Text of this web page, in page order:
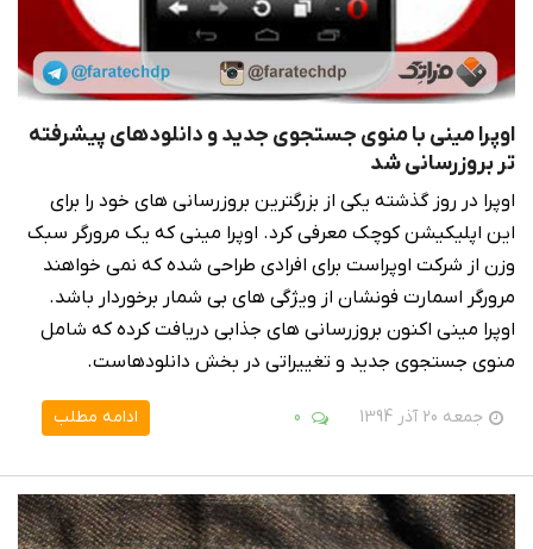
اوپرا مینی با منوی جستجوی جدید و دانلودهای پیشرفته
تر بروزرسانی شد
اوپرا در روز گذشته یکی از بزرگترین بروزرسانی های خود را برای
این اپلیکیشن کوچک معرفی کرد. اوپرا مینی که یک مرورگر سبک
وزن از شرکت اوپراست برای افرادی طراحی شده که نمی خواهند
مرورگر اسمارت فونشان از ویژگی های بی شمار برخوردار باشد.
اوپرا مینی اکنون بروزرسانی های جذابی دریافت کرده که شامل
منوی جستجوی جدید و تغییراتی در بخش دانلودهاست.
جمعه 20 آذر 1394 0 ادامه مطلب